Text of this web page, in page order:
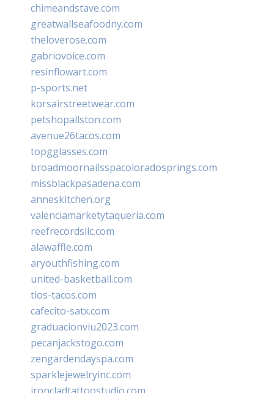
chimeandstave.com
greatwallseafoodny.com
theloverose.com
gabriovoice.com
resinflowart.com
p-sports.net
korsairstreetwear.com
petshopallston.com
avenue26tacos.com
topgglasses.com
broadmoornailsspacoloradosprings.com
missblackpasadena.com
anneskitchen.org
valenciamarketytaqueria.com
reefrecordsllc.com
alawaffle.com
aryouthfishing.com
united-basketball.com
tios-tacos.com
cafecito-satx.com
graduacionviu2023.com
pecanjackstogo.com
zengardendayspa.com
sparklejewelryinc.com